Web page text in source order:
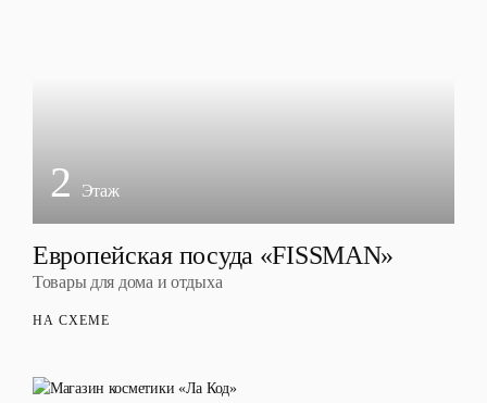
2 Этаж
Европейская посуда «FISSMAN»
Товары для дома и отдыха
НА СХЕМЕ